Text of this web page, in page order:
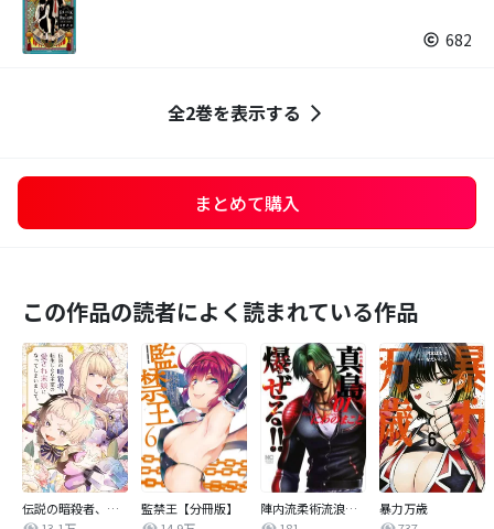
682
全2巻を表示する
まとめて購入
この作品の読者によく読まれている作品
伝説の暗殺者、転生したら王家の愛され末娘になってしまいまして。【タテヨミ】
監禁王【分冊版】
陣内流柔術流浪伝 真島、爆ぜる！！
暴力万歳